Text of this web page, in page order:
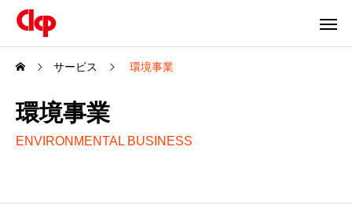
サービス 環境事業
環境事業
ENVIRONMENTAL BUSINESS